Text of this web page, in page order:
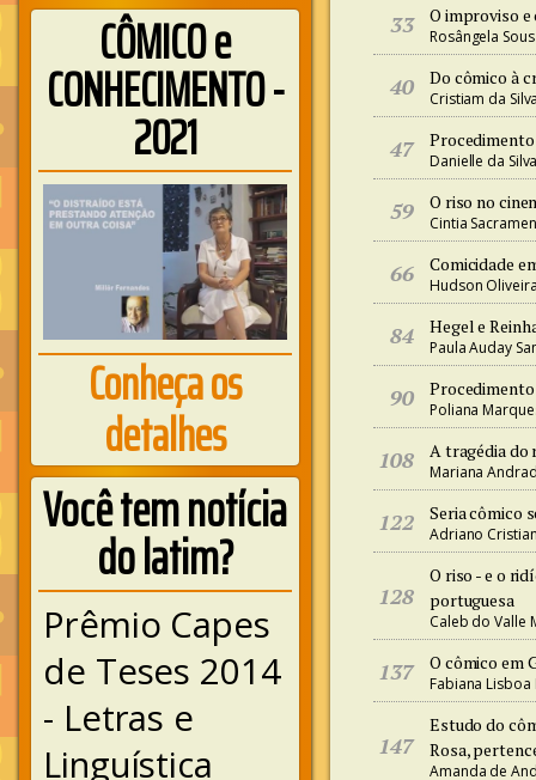
CÔMICO e
CONHECIMENTO -
2021
Conheça os
detalhes
Você tem notícia
do latim?
Prêmio Capes
de Teses 2014
- Letras e
Linguística
33 O improviso
Rosângela
40 Do cômico à
Cristiam da
47 Danielle da
59 O riso no
Cintia
66 Comicidade
Hudson
84 Hegel e
Paula Auday
90 Poliana
108 A tragédia do
Mariana
122 Seria cômico
Adriano
128
O riso - e o
portuguesa
Caleb do Valle
137 O cômico em
Fabiana
147
Estudo do
Rosa,
Amanda de